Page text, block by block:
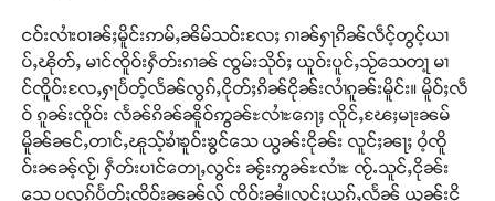
Support SHAN
တႃႇႁႂ်ႈသဵင်ၵၢင်ၸႂ်ၵူၼ်းမိူင်း ၵူႈတီႈၵူႈလႅၼ်ပေႃးတေၸွ
တ်ႇ တူဝ်ႈလုမ်ႈၾႃႉၼၼ်ႉ ၶဝ်ႈႁူမ်ႈၵမ်ႉထႅမ် ၸုမ်းၶၢ
ဝ်ႇၽူႈတွႆႇႁွၵ်ႈ လႆႈယူႇၶႃႈဢေႃႈ။
ငဝ်းလၢႆးဝၢၼ်ႈမိူင်းဢမ်ႇၼိမ်သဝ်းလႄႈ ၵၢၼ်ႁႃၵိၼ်လဵင့်တွင့်ယၢ
ပ်ႇၽိုတ်ႇ မၢင်ၸိူဝ်းႁဵတ်းၵၢၼ် ၸွမ်းသိုဝ်ႈ ယူဝ်းပူင်ႇသႂ်သေတႃ့ မၢ
င်ၸိူဝ်းလႄႇႁႃပႅတ့်လႅၼ်လွၵ်ႇငိုတ်ႈၵိၼ်ငိုၼ်းလၢႆၵူၼ်းမိူင်း။ မိူဝ်ႈလဵ
ဝ် ၵူၼ်းၸိူဝ်း လႅၼ်ၵိၼ်ၼိူဝ်ဢွၼ်ႊလၢႆႊၵေႃႈ လိူင်ႇၽႄႈမႃးၼမ်
မိူၼ်ၼင်ႇတၢင်ႇၽူသ့်ၶၢႆၶူဝ်းၶွင်သေ ယွၼ်းငိုၼ်း လူင်ႈၼႃႈ ဝႆ့ၸိူ
ဝ်းၼၼ့်လႂ်၊ ႁဵတ်းပၢင်တေႃႇလွင်း ၼႂ်းဢွၼ်ႊလၢႆႊ ၸႂ်ႉသူင်ႇငိုၼ်း
သေ ပလွၵ့်ပႅတ်ႈၸိူဝ်းၼၼ့်လႂ် ၸိူဝ်းၼႆ့။လွင်ႈယွၵ်ႇလႅၼ် ယွၼ်းငို